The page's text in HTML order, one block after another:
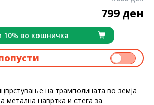
799 ден
10% во кошничка
на трамполината во земја
метална навртка и стега за